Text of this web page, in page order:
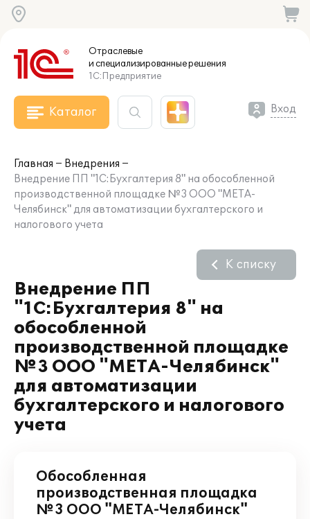
Отраслевые
и специализированныерешения
1С:Предприятие
Каталог Вход
Главная
Внедрения
Внедрение ПП "1С:Бухгалтерия 8" на обособленной
производственной площадке №3 ООО "МЕТА-
Челябинск" для автоматизации бухгалтерского и
налогового учета
Внедрение ПП
"1С:Бухгалтерия 8" на
обособленной
производственной площадке
№3 ООО "МЕТА-Челябинск"
для автоматизации
бухгалтерского и налогового
учета
К списку
Обособленная
производственная площадка
№3 ООО "МЕТА-Челябинск"